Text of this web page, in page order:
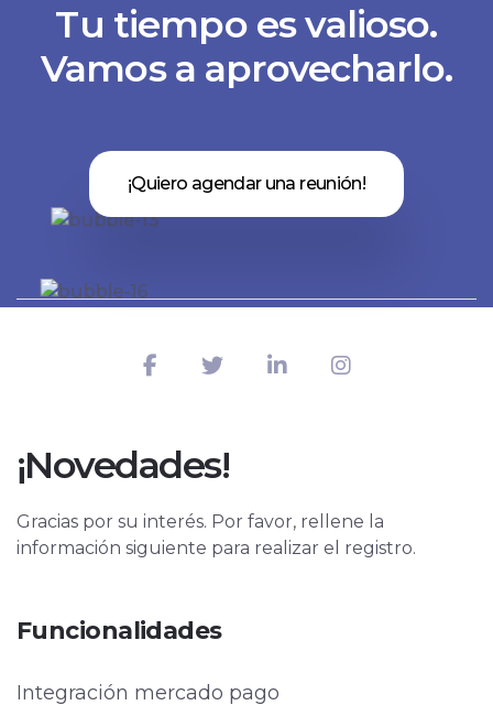
Tu tiempo es valioso.
Vamos a aprovecharlo.
¡Quiero agendar una reunión!
¡Novedades!
Gracias por su interés. Por favor, rellene la
información siguiente para realizar el registro.
Funcionalidades
Integración mercado pago